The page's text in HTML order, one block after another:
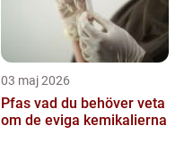
03 maj 2026
Pfas vad du behöver veta
om de eviga kemikalierna